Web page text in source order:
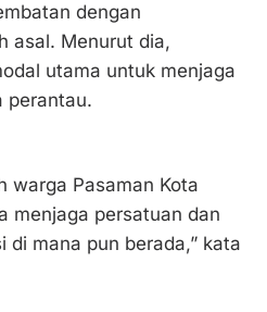
dengan
asal. Menurut dia,
utama untuk menjaga
perantau.
warga Pasaman Kota
menjaga persatuan dan
di mana pun berada,” kata